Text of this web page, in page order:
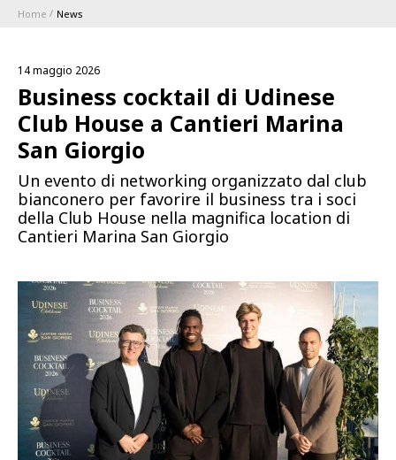
1896 MEMBERSHIP PROGRAM
STAGIONE
Serie A
Calendari e Risultati
Classifiche
CLUB
Academy
BLUENERGY STADIUM
MEETING CENTER
SPONSOR
SQUADRE
SHOP
Home News
14 maggio 2026
Business cocktail di Udinese
Club House a Cantieri Marina
San Giorgio
Un evento di networking organizzato dal club
bianconero per favorire il business tra i soci
della Club House nella magnifica location di
Cantieri Marina San Giorgio